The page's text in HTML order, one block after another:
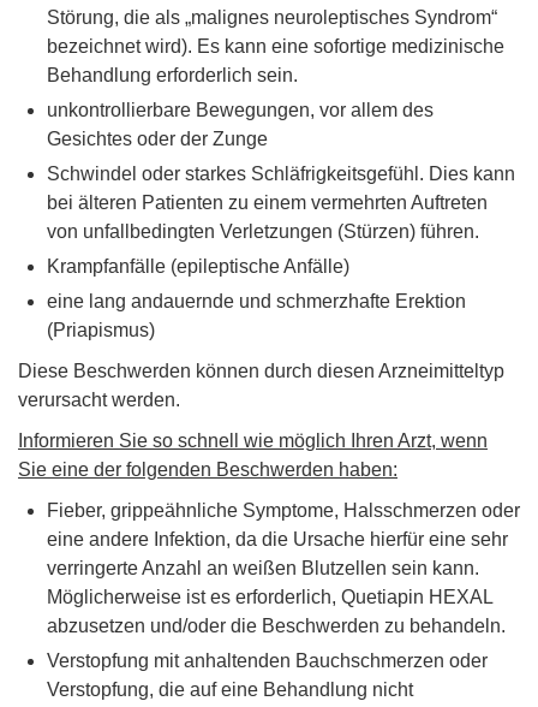
Störung, die als „malignes neuroleptisches Syndrom“
bezeichnet wird). Es kann eine sofortige medizinische
Behandlung erforderlich sein.
unkontrollierbare Bewegungen, vor allem des
Gesichtes oder der Zunge
Schwindel oder starkes Schläfrigkeitsgefühl. Dies kann
bei älteren Patienten zu einem vermehrten Auftreten
von unfallbedingten Verletzungen (Stürzen) führen.
Krampfanfälle (epileptische Anfälle)
eine lang andauernde und schmerzhafte Erektion
(Priapismus)
Diese Beschwerden können durch diesen Arzneimitteltyp
verursacht werden.
Informieren Sie so schnell wie möglich Ihren Arzt, wenn
Sie eine der folgenden Beschwerden haben:
Fieber, grippeähnliche Symptome, Halsschmerzen oder
eine andere Infektion, da die Ursache hierfür eine sehr
verringerte Anzahl an weißen Blutzellen sein kann.
Möglicherweise ist es erforderlich, Quetiapin HEXAL
abzusetzen und/oder die Beschwerden zu behandeln.
Verstopfung mit anhaltenden Bauchschmerzen oder
Verstopfung, die auf eine Behandlung nicht